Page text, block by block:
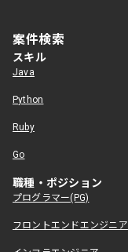
案件検索
スキル
Java
Python
Ruby
Go
職種・ポジション
プログラマー(PG)
フロントエンドエンジニア